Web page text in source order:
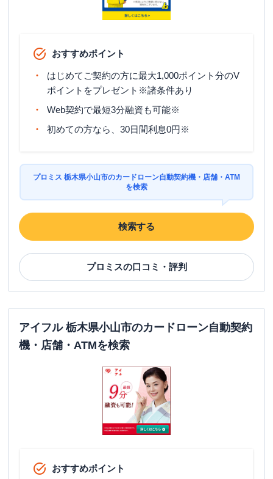
おすすめポイント
はじめてご契約の方に最大1,000ポイント分のV
ポイントをプレゼント※諸条件あり
Web契約で最短3分融資も可能※
初めての方なら、30日間利息0円※
プロミス 栃木県小山市のカードローン自動契約機・店舗・ATM
を検索
検索する
プロミスの口コミ・評判
アイフル 栃木県小山市のカードローン自動契約
機・店舗・ATMを検索
おすすめポイント